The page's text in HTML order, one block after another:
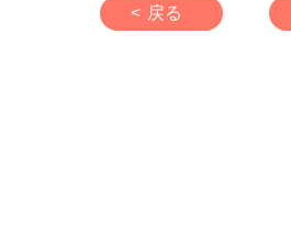
< 戻る